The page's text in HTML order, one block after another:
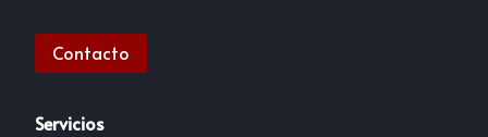
Contacto
Servicios